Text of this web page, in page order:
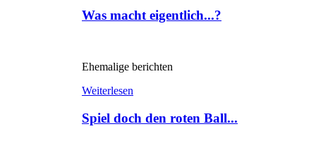
Was macht eigentlich...?
Ehemalige berichten
Weiterlesen
Spiel doch den roten Ball...